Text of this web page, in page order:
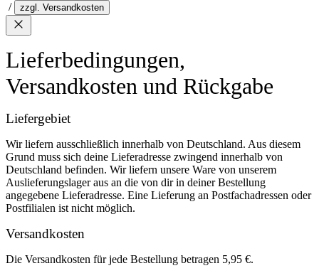
/
zzgl. Versandkosten
Lieferbedingungen,
Versandkosten und Rückgabe
Liefergebiet
Wir liefern ausschließlich innerhalb von Deutschland. Aus diesem
Grund muss sich deine Lieferadresse zwingend innerhalb von
Deutschland befinden. Wir liefern unsere Ware von unserem
Auslieferungslager aus an die von dir in deiner Bestellung
angegebene Lieferadresse. Eine Lieferung an Postfachadressen oder
Postfilialen ist nicht möglich.
Versandkosten
Die Versandkosten für jede Bestellung betragen 5,95 €.